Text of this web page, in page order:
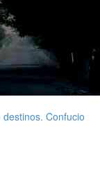
Confucio